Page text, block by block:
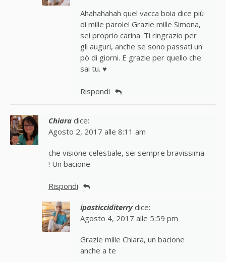
Ahahahahah quel vacca boia dice più
di mille parole! Grazie mille Simona,
sei proprio carina. Ti ringrazio per
gli auguri, anche se sono passati un
pò di giorni. E grazie per quello che
sai tu. ♥
Rispondi
Chiara dice:
Agosto 2, 2017 alle 8:11 am
che visione celestiale, sei sempre bravissima
! Un bacione
Rispondi
ipasticciditerry dice:
Agosto 4, 2017 alle 5:59 pm
Grazie mille Chiara, un bacione
anche a te